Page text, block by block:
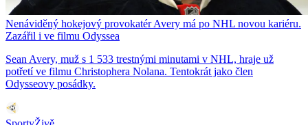
Nenáviděný hokejový provokatér Avery má po NHL novou kariéru.
Zazářil i ve filmu Odyssea
Sean Avery, muž s 1 533 trestnými minutami v NHL, hraje už
potřetí ve filmu Christophera Nolana. Tentokrát jako člen
Odysseovy posádky.